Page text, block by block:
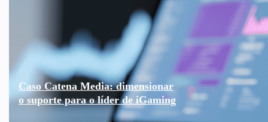
Caso Catena Media: dimensionar
o suporte para o líder de iGaming